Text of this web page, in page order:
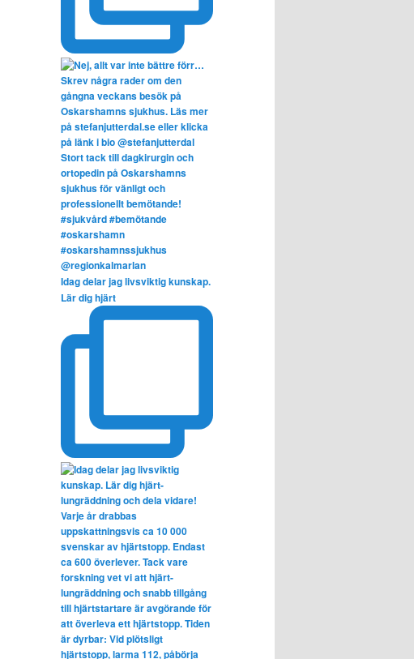
Idag delar jag livsviktig kunskap.
Lär dig hjärt